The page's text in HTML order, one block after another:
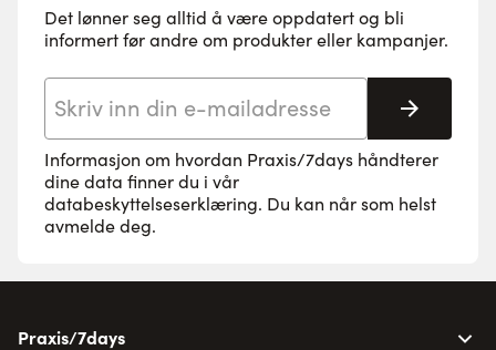
Det lønner seg alltid å være oppdatert og bli
informert før andre om produkter eller kampanjer.
Informasjon om hvordan Praxis/7days håndterer
dine data finner du i vår
databeskyttelseserklæring. Du kan når som helst
avmelde deg.
Praxis/7days